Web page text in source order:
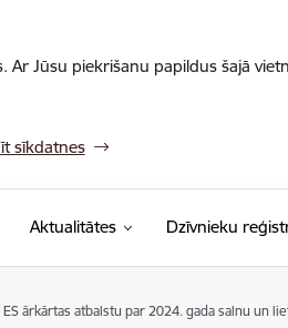
Jūsu piekrišanu papildus šajā
sīkdatnes
Aktualitātes Dzīvnieku
ārkārtas atbalstu par 2024. gada salnu un